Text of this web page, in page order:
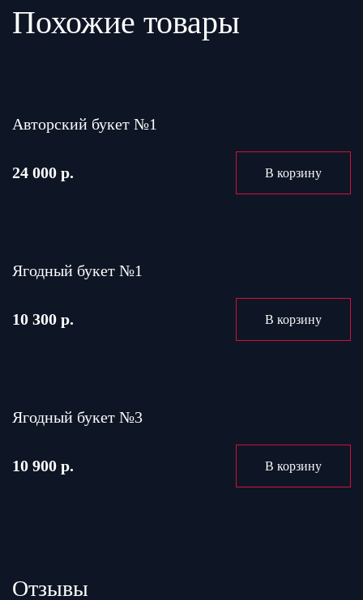
Похожие товары
Авторский букет №1
24 000 р. В корзину
Ягодный букет №1
10 300 р. В корзину
Ягодный букет №3
10 900 р. В корзину
Отзывы